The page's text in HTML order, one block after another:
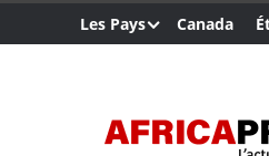
Les Pays Canada